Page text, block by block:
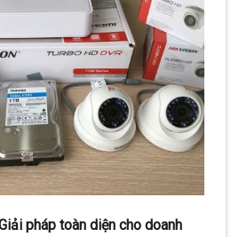
pháp toàn diện cho doanh